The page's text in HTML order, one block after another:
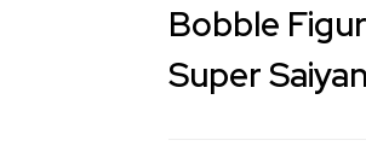
Bobble
Super